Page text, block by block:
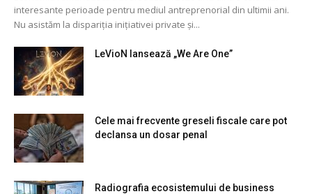
interesante perioade pentru mediul antreprenorial din ultimii ani.
Nu asistăm la dispariția inițiativei private și...
LeVioN lansează „We Are One”
Cele mai frecvente greseli fiscale care pot
declansa un dosar penal
Radiografia ecosistemului de business